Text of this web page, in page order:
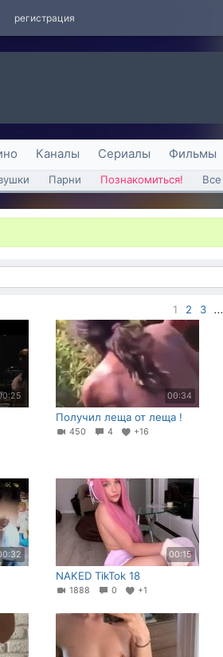
регистрация
Каналы Сериалы Фильмы
Парни Познакомиться! Все
1 2 3 ...
00:34
Получил леща от леща !
450 4 +16
00:15
NAKED TikTok 18
1888 0 +1